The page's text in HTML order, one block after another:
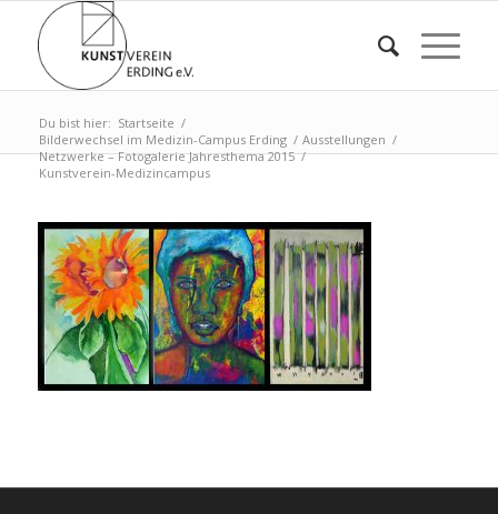
Du bist hier: Startseite /
Bilderwechsel im Medizin-Campus Erding / Ausstellungen /
Netzwerke – Fotogalerie Jahresthema 2015 /
Kunstverein-Medizincampus